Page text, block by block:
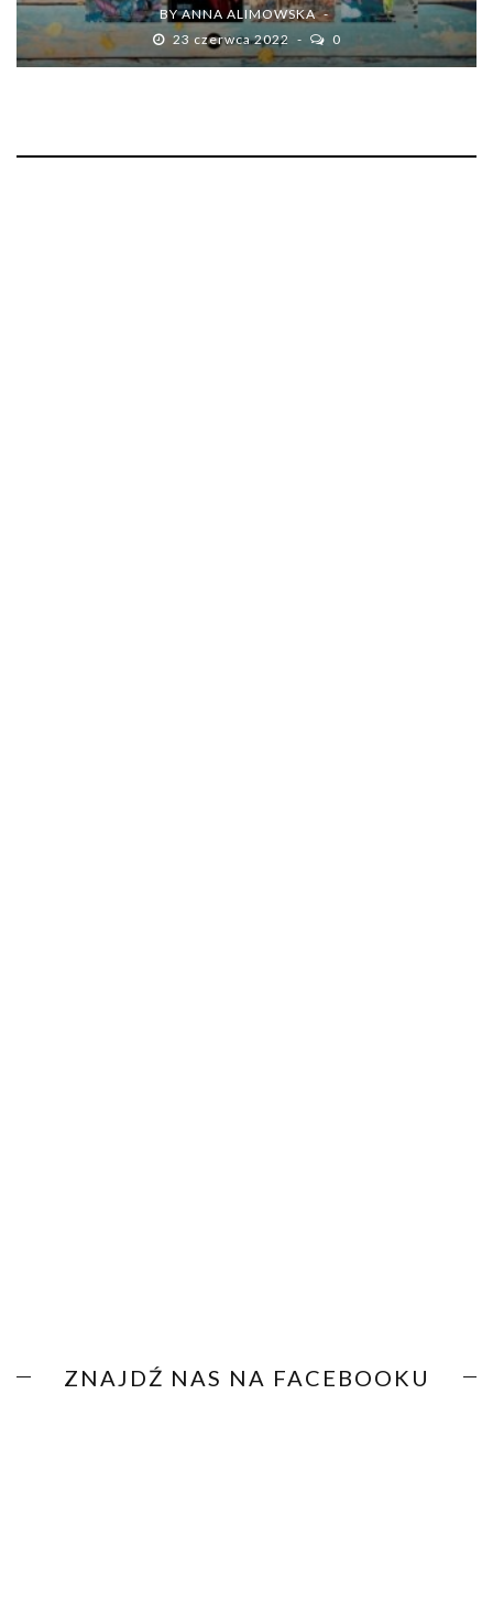
BYANNA ALIMOWSKA
23 czerwca 2022
0
ZNAJDŹ NAS NA FACEBOOKU